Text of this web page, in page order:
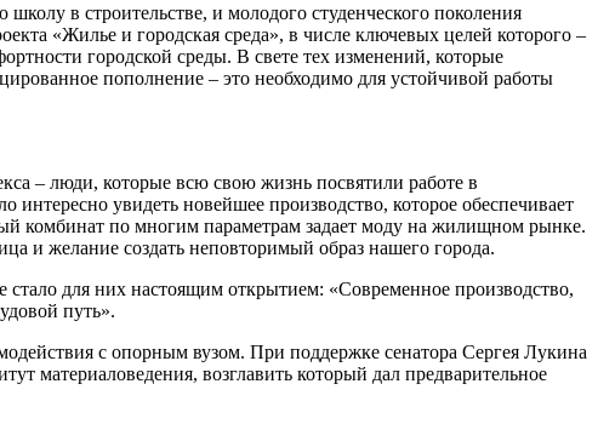
в строительстве, и молодого студенческого поколения
«Жилье и городская среда», в числе ключевых целей которого –
городской среды. В свете тех изменений, которые
пополнение – это необходимо для устойчивой работы
– люди, которые всю свою жизнь посвятили работе в
увидеть новейшее производство, которое обеспечивает
комбинат по многим параметрам задает моду на жилищном рынке.
и желание создать неповторимый образ нашего города.
для них настоящим открытием: «Современное производство,
путь».
с опорным вузом. При поддержке сенатора Сергея Лукина
материаловедения, возглавить который дал предварительное